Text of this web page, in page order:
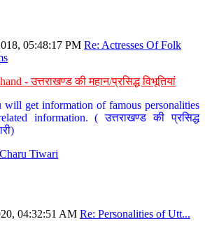
05:48:17 PM Re: Actresses Of Folk
- उत्तराखण्ड की महान/प्रसिद्ध विभूतियां
will get information of famous personalities
information. ( उत्तराखण्ड की प्रसिद्ध
Charu Tiwari
04:32:51 AM Re: Personalities of Utt...